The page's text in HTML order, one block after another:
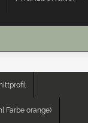
Farbe orange)